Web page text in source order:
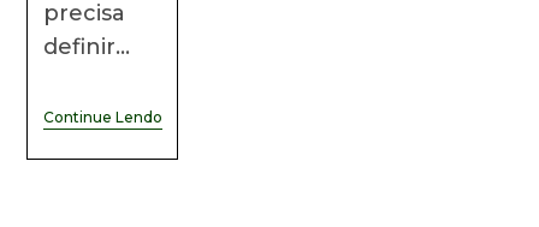
precisa
definir…
Continue Lendo